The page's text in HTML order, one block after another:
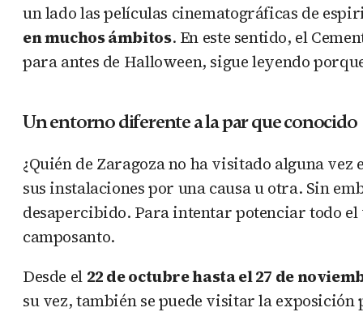
un lado las películas cinematográficas de
en muchos ámbitos. En este sentido, el
para antes de Halloween, sigue leyendo
Un entorno diferente a la par que conocido
¿Quién de Zaragoza no ha visitado alguna
sus instalaciones por una causa u otra. Sin
desapercibido. Para intentar potenciar todo
camposanto.
Desde el 22 de octubre hasta el 27 de
su vez, también se puede visitar la